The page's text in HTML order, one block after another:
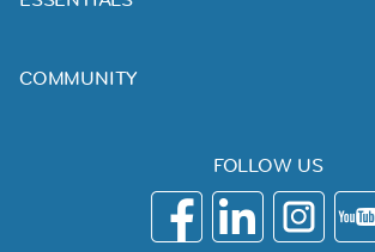
COMMUNITY
FOLLOW US